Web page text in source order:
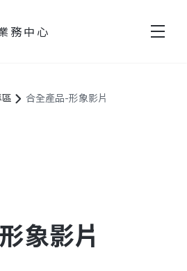
務中心
合全產品-形象影片
象影片